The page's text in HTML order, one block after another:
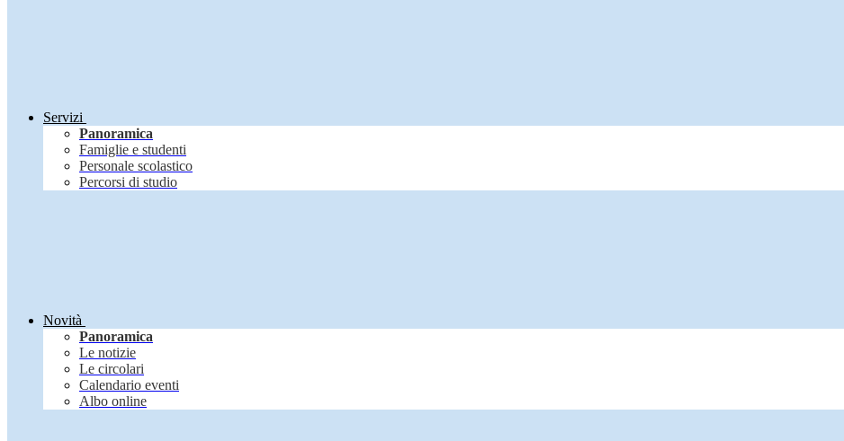
Servizi
Panoramica
Famiglie e studenti
Personale scolastico
Percorsi di studio
Novità
Panoramica
Le notizie
Le circolari
Calendario eventi
Albo online